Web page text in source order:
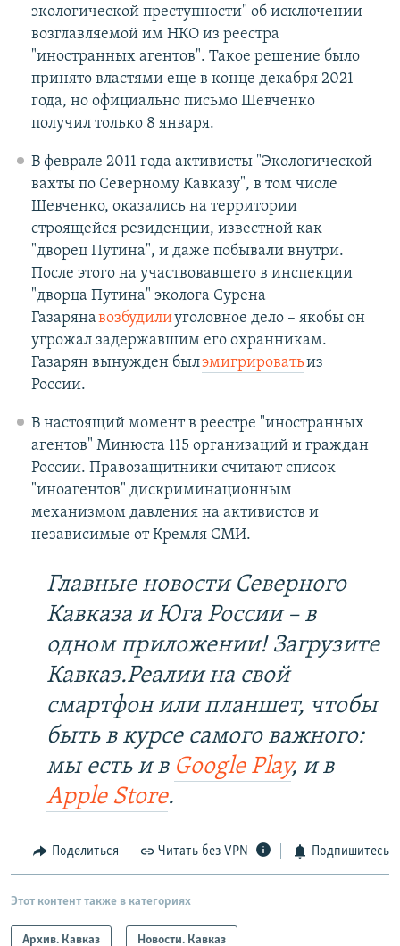
экологической преступности" об исключении
возглавляемой им НКО из реестра
"иностранных агентов". Такое решение было
принято властями еще в конце декабря 2021
года, но официально письмо Шевченко
получил только 8 января.
В феврале 2011 года активисты "Экологической
вахты по Северному Кавказу", в том числе
Шевченко, оказались на территории
строящейся резиденции, известной как
"дворец Путина", и даже побывали внутри.
После этого на участвовавшего в инспекции
"дворца Путина" эколога Сурена
Газарянавозбудилиуголовное дело – якобы он
угрожал задержавшим его охранникам.
Газарян вынужден былэмигрироватьиз
России.
В настоящий момент в реестре "иностранных
агентов" Минюста 115 организаций и граждан
России. Правозащитники считают список
"иноагентов" дискриминационным
механизмом давления на активистов и
независимые от Кремля СМИ.
Главные новости Северного
Кавказа и Юга России – в
одном приложении! Загрузите
Кавказ.Реалии на свой
смартфон или планшет, чтобы
быть в курсе самого важного:
мы есть и в Google Play, и в
Apple Store.
Поделиться Читать без VPN Подпишитесь
Этот контент также в категориях
Архив. Кавказ Новости. Кавказ